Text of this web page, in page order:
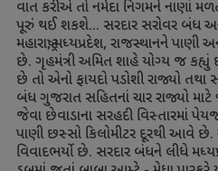
વાત કરીએ તો નર્મદા નિગમને નાણાં
પૂરું થઈ શકશે... સરદાર સરોવર બંધ
મહારાષ્ટ્ર,મધ્યપ્રદેશ, રાજસ્થાનને પાણી
છે. ગૃહમંત્રી અમિત શાહે યોગ્ય જ કહ્યું
છે તો એનો ફાયદો પડોશી રાજ્યો
બંધ ગુજરાત સહિતનાં ચાર રાજ્યો
જેવા છેવાડાના સરહદી વિસ્તારમાં
પાણી છસ્સો કિલોમીટર દૂરથી આવે
વિવાદભર્યો છે. સરદાર બંધને લીધે